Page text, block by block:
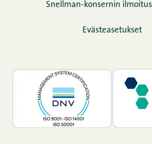
Snellman-konsernin
Evästeasetukset